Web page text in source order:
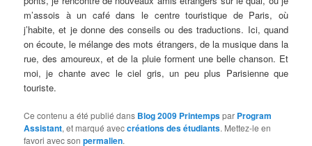
m’assois à un café dans le centre touristique de Paris, où
j’habite, et je donne des conseils ou des traductions. Ici, quand
on écoute, le mélange des mots étrangers, de la musique dans la
rue, des amoureux, et de la pluie forment une belle chanson. Et
moi, je chante avec le ciel gris, un peu plus Parisienne que
touriste.
Ce contenu a été publié dans Blog 2009 Printempspar Program
Assistant, et marqué aveccréations des étudiants. Mettez-le en
favori avec sonpermalien.